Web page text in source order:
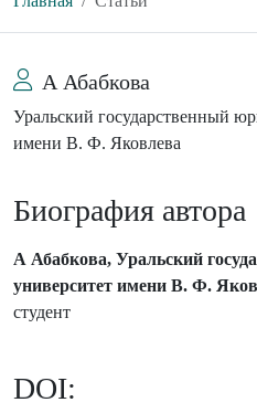
А Абабкова
Уральский государственный
имени В. Ф. Яковлева
Биография автора
А Абабкова, Уральский
университет имени В. Ф.
студент
DOI: